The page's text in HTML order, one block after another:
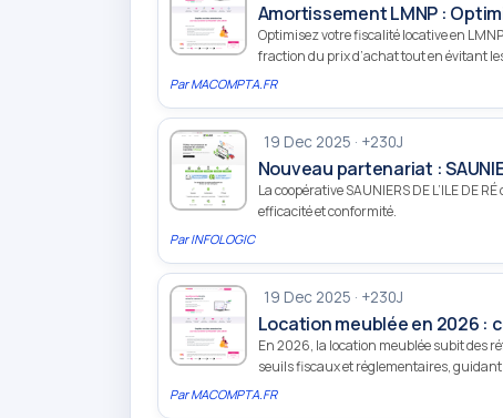
Amortissement LMNP :
Optimisez votre fiscalité locative en
fraction du prix d’achat tout en évitant
ParMACOMPTA.FR
19 Dec 2025 · +230J
Nouveau partenariat :
La coopérative SAUNIERS DE L’ILE DE
efficacité et conformité.
ParINFOLOGIC
19 Dec 2025 · +230J
Location meublée en 2026 :
En 2026, la location meublée subit des
seuils fiscaux et réglementaires,
ParMACOMPTA.FR